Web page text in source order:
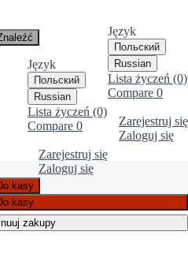
Język
Польский
Russian
Lista życzeń (0)
Compare 0
Zarejestruj się
Zaloguj się
Język
Польский
Russian
Lista życzeń (0)
Compare 0
Zarejestruj się
Zaloguj się
kasy
kasy
zakupy